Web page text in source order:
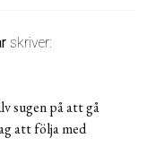
skriver:
sugen på att gå
att följa med